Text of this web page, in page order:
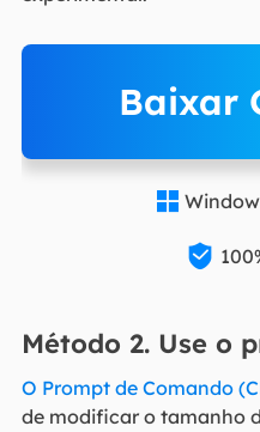
Baixar


Método 2. Use o
O Prompt de Comando
de modificar o tamanho